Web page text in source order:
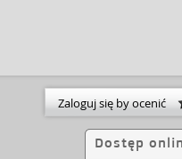
przysięgi lojalności, grali w
mnóstwo śmiechu, a czasem…Trąf,
zna każde dziecko. Ale w
się w klątwę, od której
Zaloguj się by ocenić
Dostęp